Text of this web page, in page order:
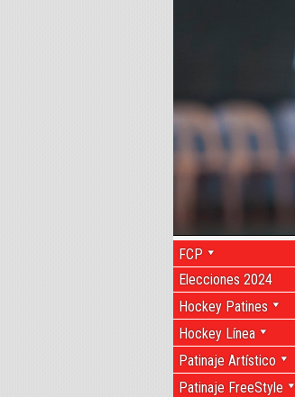
FCP
Elecciones 2024
Hockey Patines
Hockey Línea
Patinaje Artístico
Patinaje FreeStyle